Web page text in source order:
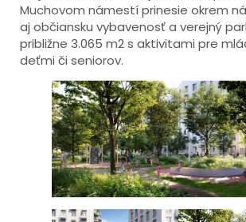
Muchovom námestí prinesie okrem
aj občiansku vybavenosť a verejný
približne 3.065 m2 s aktivitami pre
deťmi či seniorov.